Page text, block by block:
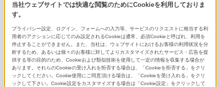
FE 70-200mm F4 Macro G OSS II
FE 70-200mm F4 G OSS
FE 70-300mm F4.5-5.6 G OSS
FE 100-400mm F4.5-5.6 GM OSS
当社ウェブサイトでは快適な閲覧のためにCookieを利用しておりま
す。
プライバシー設定、ログイン、フォームへの入力等、サービスのリクエストに相当する利
用者のアクションに応じてのみ設定されるCookieは通常、必須Cookieと呼ばれ、利用を
停止することができません。また、当社は、ウェブサイトにおけるお客様の利用状況を分
析するため、あるいは個々のお客様に対してよりカスタマイズされたサービス・広告を提
供する等の目的のため、Cookieおよび類似技術を使用して一定の情報を収集する場合が
あります。それらのCookieの受け入れを拒否する場合は、「Cookieを拒否する」をクリ
ックしてください。Cookie使用にご同意頂ける場合は、「Cookieを受け入れる」をクリ
ックして下さい。Cookie設定をカスタマイズする場合は「Cookie設定」をクリックして